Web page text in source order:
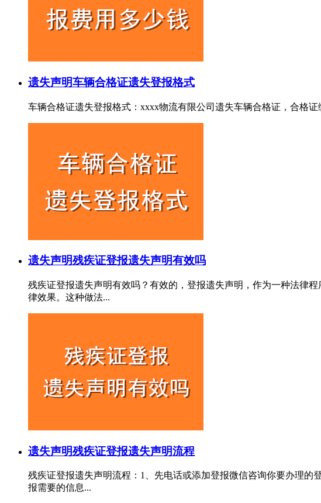
遗失声明车辆合格证遗失登报格式
车辆合格证遗失登报格式：xxxx物流有限公司遗失车辆合格证，合格
遗失声明残疾证登报遗失声明有效吗
残疾证登报遗失声明有效吗？有效的，登报遗失声明，作为一种法律
律效果。这种做法...
遗失声明残疾证登报遗失声明流程
残疾证登报遗失声明流程：1、先电话或添加登报微信咨询你要办理
报需要的信息...